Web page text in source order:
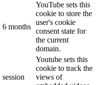
6 months
YouTube sets this
cookie to store the
user's cookie
consent state for
the current
domain.
session
Youtube sets this
cookie to track the
views of